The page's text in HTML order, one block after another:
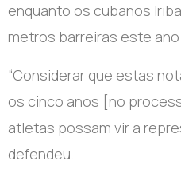
enquanto os cubanos
metros barreiras este ano
“Considerar que estas
os cinco anos [no
atletas possam vir a
defendeu.